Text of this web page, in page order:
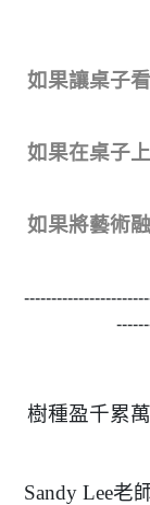
如果讓桌子
如果在桌子
如果將藝術
樹種盈千累
Sandy Lee老